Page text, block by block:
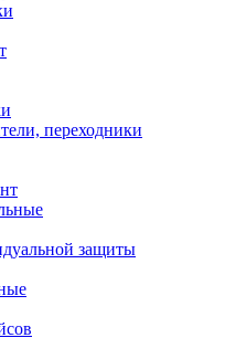
переходники
защиты